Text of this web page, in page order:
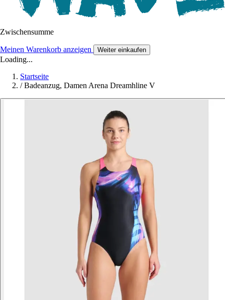
Zwischensumme
Meinen Warenkorb anzeigen Weiter einkaufen
Loading...
Startseite
/ Badeanzug, Damen Arena Dreamhline V